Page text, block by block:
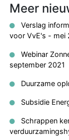
Meer
Verslag
voor VvE's - mei
Webinar
september 2021
Duurzame
Subsidie
Schrappen